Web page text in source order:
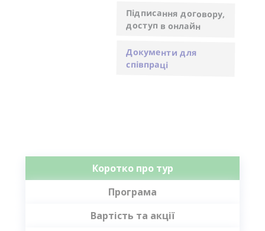
Підписання договору,
доступ в онлайн
Документи для
співпраці
Коротко про тур
Програма
Вартість та акції